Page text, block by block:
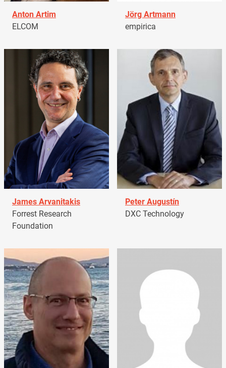
Anton Artim
ELCOM
Jörg Artmann
empirica
James Arvanitakis
Forrest Research
Foundation
Peter Augustín
DXC Technology